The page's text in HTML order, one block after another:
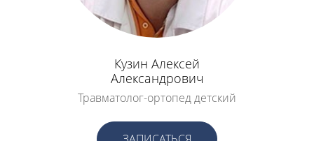
Кузин Алексей
Александрович
Травматолог-ортопед детский